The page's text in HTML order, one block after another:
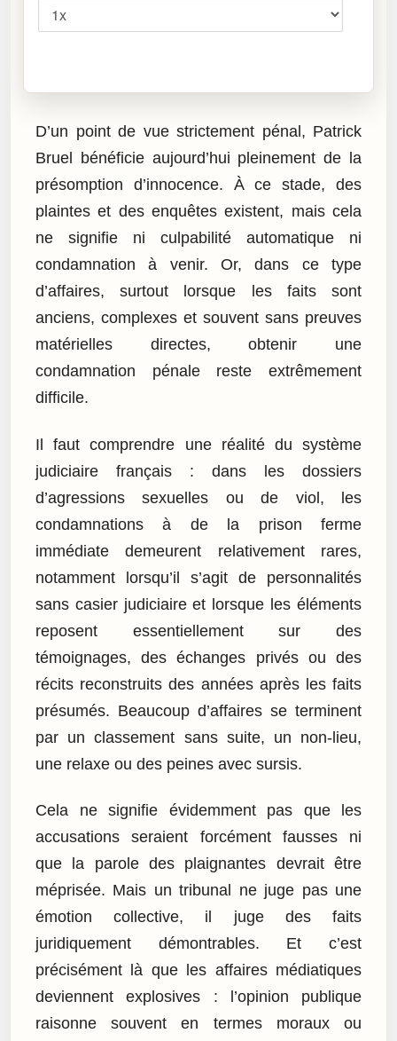
D’un point de vue strictement pénal, Patrick
Bruel bénéficie aujourd’hui pleinement de la
présomption d’innocence. À ce stade, des
plaintes et des enquêtes existent, mais cela
ne signifie ni culpabilité automatique ni
condamnation à venir. Or, dans ce type
d’affaires, surtout lorsque les faits sont
anciens, complexes et souvent sans preuves
matérielles directes, obtenir une
condamnation pénale reste extrêmement
difficile.
Il faut comprendre une réalité du système
judiciaire français : dans les dossiers
d’agressions sexuelles ou de viol, les
condamnations à de la prison ferme
immédiate demeurent relativement rares,
notamment lorsqu’il s’agit de personnalités
sans casier judiciaire et lorsque les éléments
reposent essentiellement sur des
témoignages, des échanges privés ou des
récits reconstruits des années après les faits
présumés. Beaucoup d’affaires se terminent
par un classement sans suite, un non-lieu,
une relaxe ou des peines avec sursis.
Cela ne signifie évidemment pas que les
accusations seraient forcément fausses ni
que la parole des plaignantes devrait être
méprisée. Mais un tribunal ne juge pas une
émotion collective, il juge des faits
juridiquement démontrables. Et c’est
précisément là que les affaires médiatiques
deviennent explosives : l’opinion publique
raisonne souvent en termes moraux ou